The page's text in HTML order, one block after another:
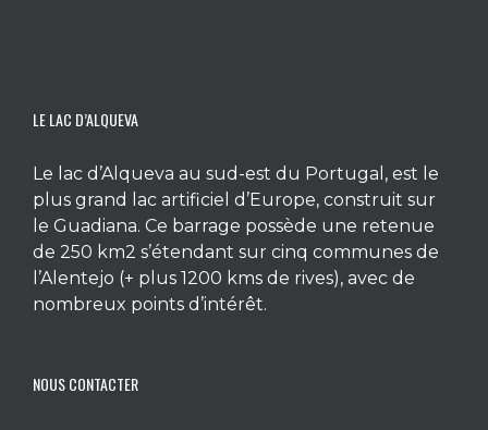
LE LAC D’ALQUEVA
Le lac d’Alqueva au sud-est du Portugal, est le
plus grand lac artificiel d’Europe, construit sur
le Guadiana. Ce barrage possède une retenue
de 250 km2 s’étendant sur cinq communes de
l’Alentejo (+ plus 1200 kms de rives), avec de
nombreux points d’intérêt.
NOUS CONTACTER